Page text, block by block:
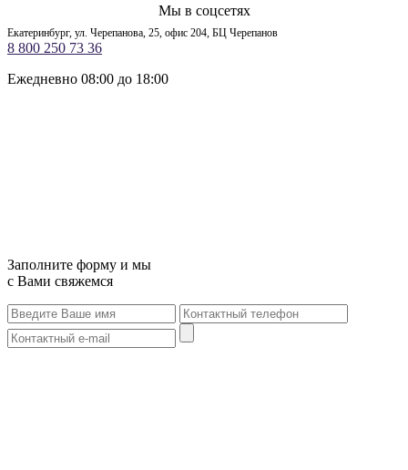
Мы в соцсетях
Екатеринбург, ул. Черепанова, 25, офис 204, БЦ Черепанов
8 800 250 73 36
Ежедневно 08:00 до 18:00
Заполните форму и мы
с Вами свяжемся